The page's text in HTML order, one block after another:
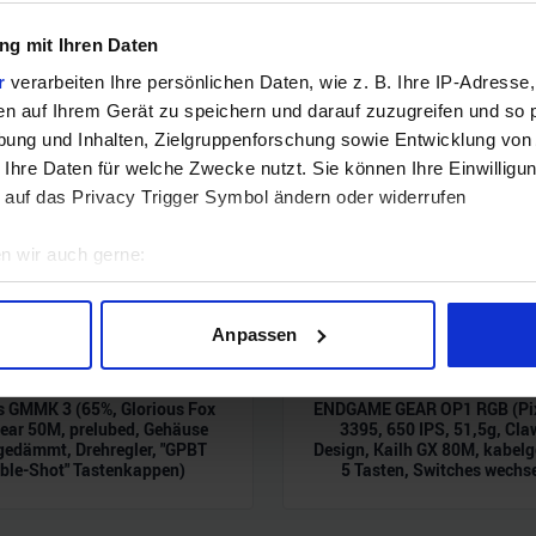
mit Ihren Daten
verarbeiten Ihre persönlichen Daten, wie z. B. Ihre IP-
auf Ihrem Gerät zu speichern und darauf zuzugreifen und so
und Inhalten, Zielgruppenforschung sowie Entwicklung
Daten für welche Zwecke nutzt. Sie können Ihre
das Privacy Trigger Symbol ändern oder widerrufen
wir auch gerne:
Lage erfassen, welche bis auf einige Meter genau
Ihre persönlichen Daten verarbeitet werden, und legen Sie
und Anzeigen zu personalisieren, Funktionen für soziale
zu analysieren. Außerdem geben wir Informationen zu
Anpassen
GMMK 3 (65%, Glorious Fox
50M, prelubed, Gehäuse
Drehregler, "GPBT
Shot" Tastenkappen)
ENDGAME GEAR OP1 RGB
3395, 650 IPS, 51,5g,
Design, Kailh GX 80M,
5 Tasten, Switches